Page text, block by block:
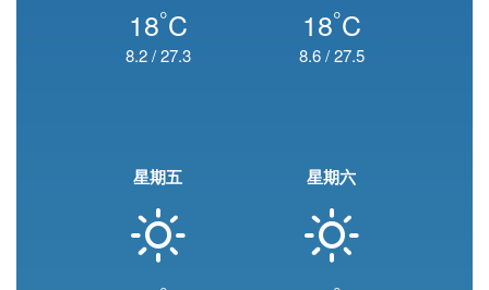
18°C
8.2/27.3
18°C
8.6/27.5
星期五 星期六